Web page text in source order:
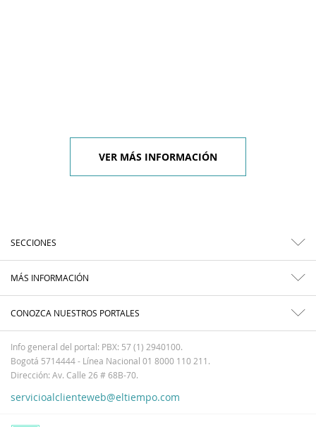
VER MÁS INFORMACIÓN
SECCIONES
MÁS INFORMACIÓN
CONOZCA NUESTROS PORTALES
Info general del portal: PBX: 57 (1) 2940100.
Bogotá 5714444 - Línea Nacional 01 8000 110 211.
Dirección: Av. Calle 26 # 68B-70.
servicioalclienteweb@eltiempo.com